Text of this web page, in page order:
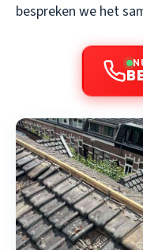
bespreken we het